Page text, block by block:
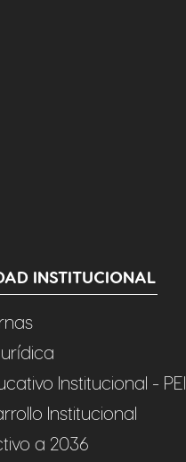
INSTITUCIONAL
Institucional - PEI
Institucional
a 2036